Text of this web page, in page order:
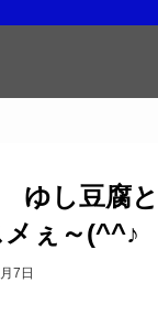
ゆし豆腐
ぇ～(^^♪
7日